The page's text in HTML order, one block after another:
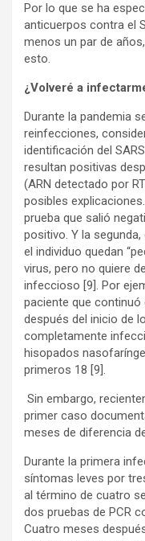
Por lo que se ha
anticuerpos contra el
menos un par de
esto.
¿Volveré a
Durante la pandemia
reinfecciones,
identificación del
resultan positivas
(ARN detectado por
posibles
prueba que salió
positivo. Y la
el individuo quedan
virus, pero no quiere
infeccioso [9]. Por
paciente que continuó
después del inicio de
completamente
hisopados
primeros 18 [9].
Sin embargo,
primer caso
meses de diferencia
Durante la primera
síntomas leves por
al término de cuatro
dos pruebas de PCR
Cuatro meses